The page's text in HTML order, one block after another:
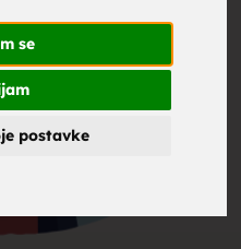
se
postavke
za